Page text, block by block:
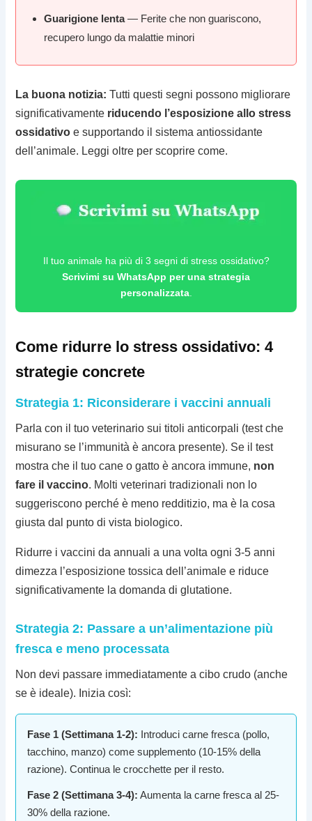
Guarigione lenta— Ferite che non guariscono,
recupero lungo da malattie minori
La buona notizia: Tutti questi segni possono migliorare
significativamente riducendo l’esposizione allo stress
ossidativo e supportando il sistema antiossidante
dell’animale. Leggi oltre per scoprire come.
Il tuo animale ha più di 3 segni di stress ossidativo?
Scrivimi su WhatsApp per una strategia
personalizzata.
Come ridurre lo stress ossidativo: 4
strategie concrete
Strategia 1: Riconsiderare i vaccini annuali
Parla con il tuo veterinario sui titoli anticorpali (test che
misurano se l’immunità è ancora presente). Se il test
mostra che il tuo cane o gatto è ancora immune, non
fare il vaccino. Molti veterinari tradizionali non lo
suggeriscono perché è meno redditizio, ma è la cosa
giusta dal punto di vista biologico.
Ridurre i vaccini da annuali a una volta ogni 3-5 anni
dimezza l’esposizione tossica dell’animale e riduce
significativamente la domanda di glutatione.
Strategia 2: Passare a un’alimentazione più
fresca e meno processata
Non devi passare immediatamente a cibo crudo (anche
se è ideale). Inizia così:
Fase 1 (Settimana 1-2): Introduci carne fresca (pollo,
tacchino, manzo) come supplemento (10-15% della
razione). Continua le crocchette per il resto.
Fase 2 (Settimana 3-4): Aumenta la carne fresca al 25-
30% della razione.